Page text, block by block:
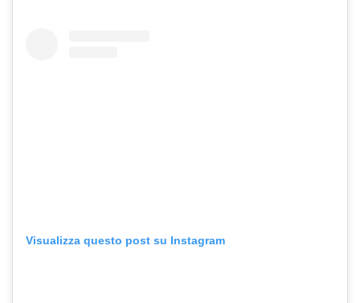
Visualizza questo post su Instagram